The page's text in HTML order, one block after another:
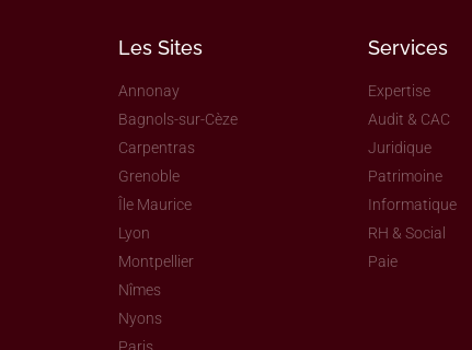
Les Sites
Annonay
Bagnols-sur-Cèze
Carpentras
Grenoble
Île Maurice
Lyon
Montpellier
Nîmes
Nyons
Services
Expertise
Audit & CAC
Juridique
Patrimoine
Informatique
RH & Social
Paie